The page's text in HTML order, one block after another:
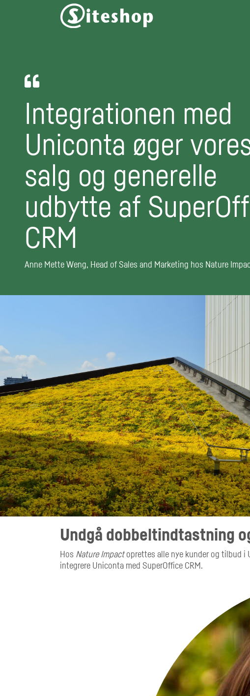
Integrationen med
Uniconta øger
salg og generelle
udbytte af
CRM
Anne Mette Weng, Head of Sales and Marketing hos Nature
Undgå dobbeltindtastning
Hos Nature Impactoprettes alle nye kunder og tilbud i
integrere Uniconta med SuperOffice CRM.